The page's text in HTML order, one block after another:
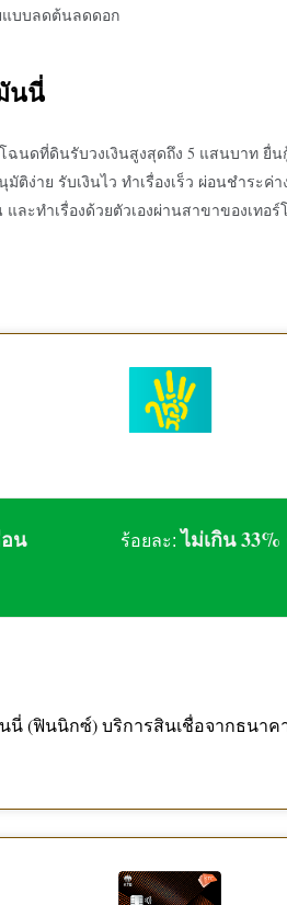
แบบลดต้นลดดอก
นนี่
ดที่ดินรับวงเงินสูงสุดถึง 5 แสนบาท ยื่น
ง่าย รับเงินไว ทำเรื่องเร็ว ผ่อนชำระ
ละทำเรื่องด้วยตัวเองผ่านสาขาของเทอ
น ร้อยละ: ไม่เกิน
นี่ (ฟินนิกซ์) บริการสินเชื่อจากธนาค